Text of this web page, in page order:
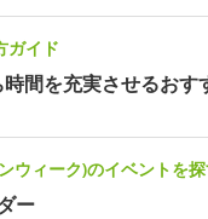
ガイド
間を充実させるおす
ウィーク)のイベントを
ー